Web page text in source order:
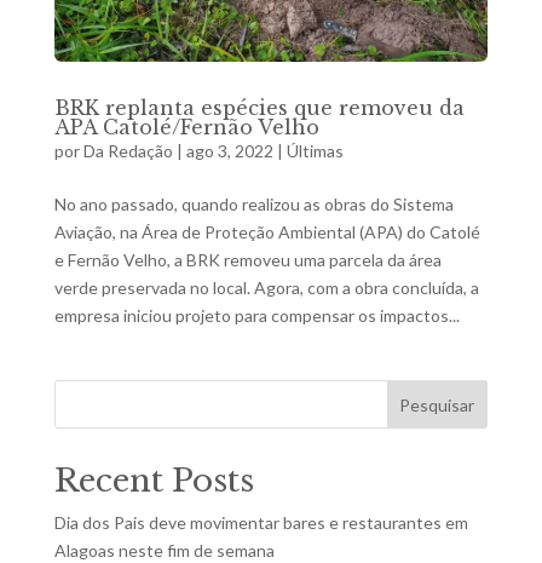
BRK replanta espécies que removeu da
APA Catolé/Fernão Velho
porDa Redação | ago 3, 2022 | Últimas
No ano passado, quando realizou as obras do Sistema
Aviação, na Área de Proteção Ambiental (APA) do Catolé
e Fernão Velho, a BRK removeu uma parcela da área
verde preservada no local. Agora, com a obra concluída, a
empresa iniciou projeto para compensar os impactos...
Pesquisar
Recent Posts
Dia dos Pais deve movimentar bares e restaurantes em
Alagoas neste fim de semana